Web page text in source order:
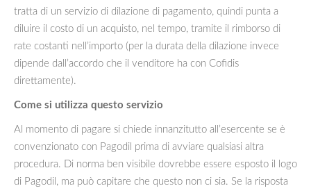
tratta di un servizio di dilazione di pagamento, quindi punta a
diluire il costo di un acquisto, nel tempo, tramite il rimborso di
rate costanti nell’importo (per la durata della dilazione invece
dipende dall’accordo che il venditore ha con Cofidis
direttamente).
Come si utilizza questo servizio
Al momento di pagare si chiede innanzitutto all’esercente se è
convenzionato con Pagodil prima di avviare qualsiasi altra
procedura. Di norma ben visibile dovrebbe essere esposto il logo
di Pagodil, ma può capitare che questo non ci sia. Se la risposta